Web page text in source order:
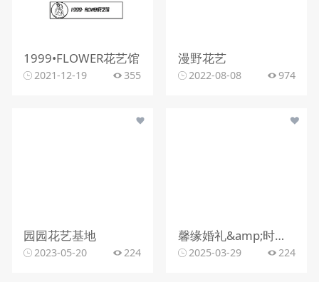
1999•FLOWER花艺馆
2021-12-19 355
漫野花艺
2022-08-08 974
园园花艺基地
2023-05-20 224
馨缘婚礼&amp;时光花艺
2025-03-29 224